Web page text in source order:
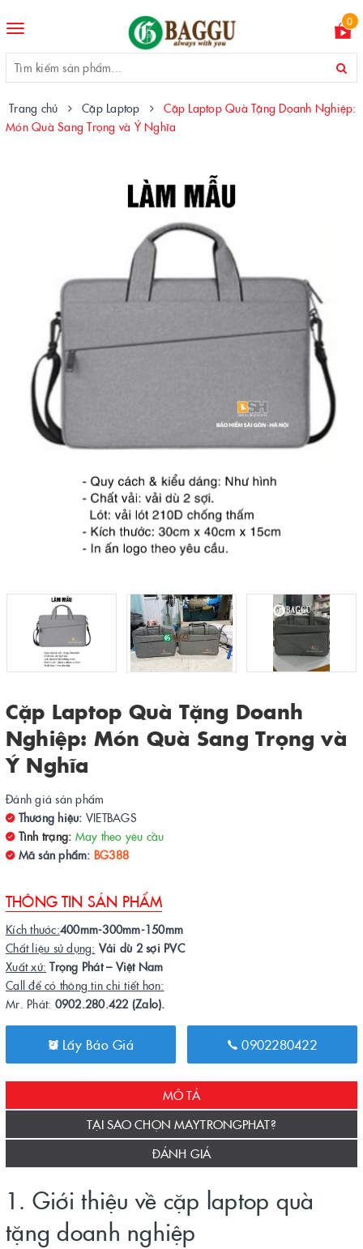
Toggle
0
Trang chủ Cặp Laptop
Cặp Laptop Quà Tặng Doanh Nghiệp:
Món Quà Sang Trọng và Ý Nghĩa
Cặp Laptop Quà Tặng Doanh
Nghiệp: Món Quà Sang Trọng và
Ý Nghĩa
Đánh giá sản phẩm
Thương hiệu: VIETBAGS
Tình trạng: May theo yêu cầu
Mã sản phẩm: BG388
THÔNG TIN SẢN PHẨM
Kích thước:400mm-300mm-150mm
Chất liệu sử dụng: Vải dù 2 sợi PVC
Xuất xứ: Trọng Phát – Việt Nam
Call để có thông tin chi tiết hơn:
Mr. Phát: 0902.280.422 (Zalo).
Lấy Báo Giá 0902280422
MÔ TẢ
TẠI SAO CHỌN MAYTRONGPHAT?
ĐÁNH GIÁ
1. Giới thiệu về cặp laptop quà
tặng doanh nghiệp